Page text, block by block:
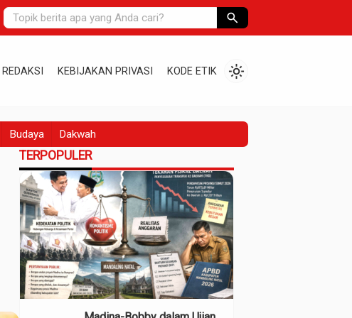
search
REDAKSI KEBIJAKAN PRIVASI KODE ETIK light_mode
Budaya Dakwah
TERPOPULER